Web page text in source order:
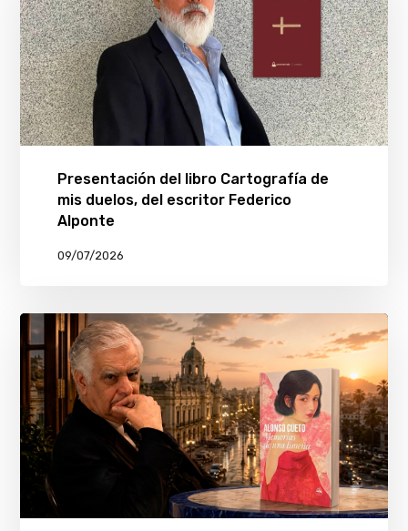
Presentación del libro Cartografía de
mis duelos, del escritor Federico
Alponte
09/07/2026